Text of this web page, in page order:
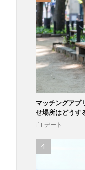
マッチングアプ
せ場所はどうす
デート